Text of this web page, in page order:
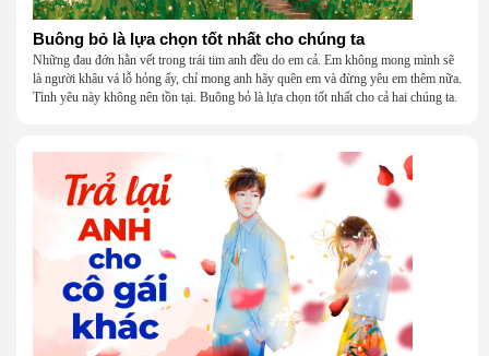
Buông bỏ là lựa chọn tốt nhất cho chúng ta
Những đau đớn hằn vết trong trái tim anh đều do em cả. Em không mong mình sẽ
là người khâu vá lỗ hỏng ấy, chỉ mong anh hãy quên em và đừng yêu em thêm nữa.
Tình yêu này không nên tồn tại. Buông bỏ là lựa chọn tốt nhất cho cả hai chúng ta.